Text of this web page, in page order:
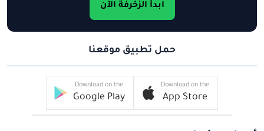
ابدأ الزخرفة الآن
حمل تطبيق موقعنا
Download on the
App Store
Download on the
Google Play